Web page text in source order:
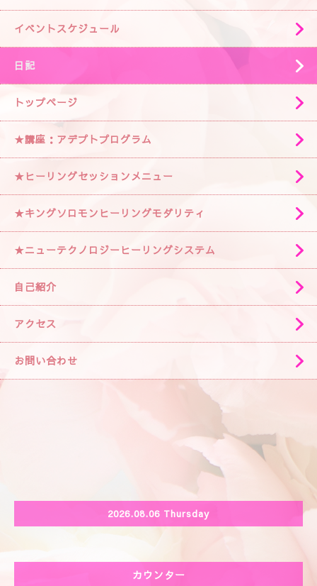
イベントスケジュール
日記
トップページ
★講座：アデプトプログラム
★ヒーリングセッションメニュー
★キングソロモンヒーリングモダリティ
★ニューテクノロジーヒーリングシステム
自己紹介
アクセス
お問い合わせ
2026.08.06 Thursday
カウンター